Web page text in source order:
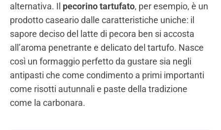
alternativa. Il pecorino tartufato, per esempio, è un
prodotto caseario dalle caratteristiche uniche: il
sapore deciso del latte di pecora ben si accosta
all’aroma penetrante e delicato del tartufo. Nasce
così un formaggio perfetto da gustare sia negli
antipasti che come condimento a primi importanti
come risotti autunnali e paste della tradizione
come la carbonara.